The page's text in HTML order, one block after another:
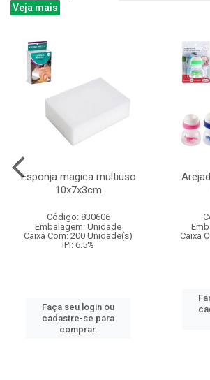
Veja mais
Esponja magica multiuso
10x7x3cm
Código: 830606
Embalagem: Unidade
Caixa Com: 200 Unidade(s)
IPI: 6.5%
Faça seu login ou
cadastre-se para
comprar.
Caixa